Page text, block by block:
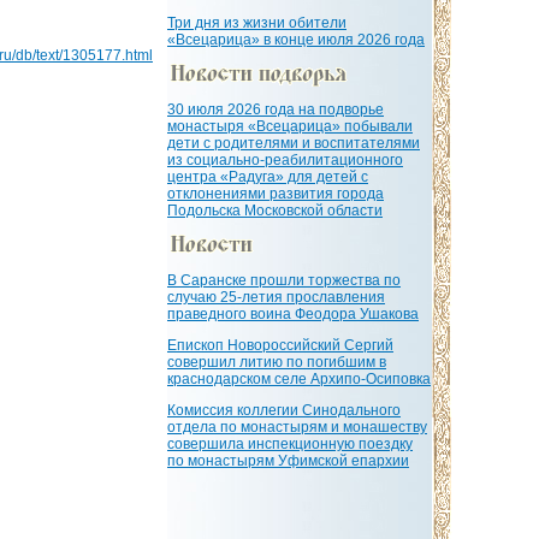
db/text/1305177.html
Три дня из жизни обители
«Всецарица» в конце июля 2026 года
30 июля 2026 года на подворье
монастыря «Всецарица» побывали
дети с родителями и воспитателями
из социально-реабилитационного
центра «Радуга» для детей с
отклонениями развития города
Подольска Московской области
В Саранске прошли торжества по
случаю 25-летия прославления
праведного воина Феодора Ушакова
Епископ Новороссийский Сергий
совершил литию по погибшим в
краснодарском селе Архипо-Осиповка
Комиссия коллегии Синодального
отдела по монастырям и монашеству
совершила инспекционную поездку
по монастырям Уфимской епархии